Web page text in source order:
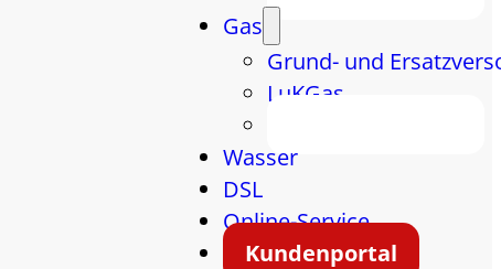
Gas
Grund- und
LuKGas
Wasser
DSL
Online-Service
Kundenportal